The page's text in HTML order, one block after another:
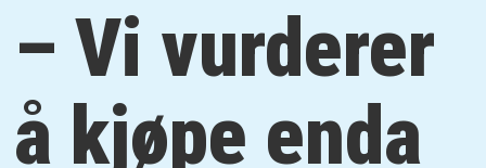
– Vi vurderer
å kjøpe enda